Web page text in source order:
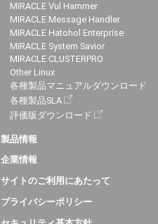
MIRACLE Vul Hammer
MIRACLE Message Handler
MIRACLE Hatohol Enterprise
MIRACLE System Savior
MIRACLE CLUSTERPRO
Other Linux
各種製品マニュアルダウンロード
各種製品SLA
評価版ダウンロード
製品情報
企業情報
サイトのご利用にあたって
プライバシーポリシー